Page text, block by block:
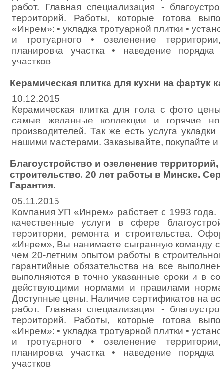
работ. Главная специализация -
территорий. Работы, которые готова
«Инрем»: • укладка тротуарной плитки •
и тротуарного • озеленение
планировка участка • наведение
участков
Керамическая плитка для кухни на фартук
10.12.2015
Керамическая плитка для пола с фото
самые желанные коллекции и горячие
производителей. Так же есть услуга укладки
нашими мастерами. Заказывайте, покупайте
Благоустройство и озеленение
строительство. 20 лет работы в Минске.
Гарантия.
05.11.2015
Компания УП «Инрем» работает с 1993
качественные услуги в сфере
территории, ремонта и строительства.
«Инрем», Вы нанимаете сыгранную команду
чем 20-летним опытом работы в
гарантийные обязательства на все
выполняются в точно указанные сроки и в
действующими нормами и правилами
Доступные цены. Наличие сертификатов на
работ. Главная специализация -
территорий. Работы, которые готова
«Инрем»: • укладка тротуарной плитки •
и тротуарного • озеленение
планировка участка • наведение
участков